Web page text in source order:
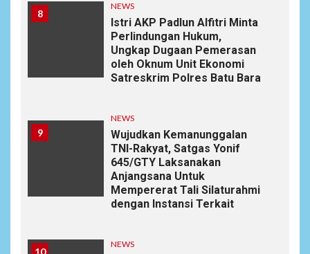
8
NEWS
Istri AKP Padlun Alfitri Minta
Perlindungan Hukum,
Ungkap Dugaan Pemerasan
oleh Oknum Unit Ekonomi
Satreskrim Polres Batu Bara
9
NEWS
Wujudkan Kemanunggalan
TNI-Rakyat, Satgas Yonif
645/GTY Laksanakan
Anjangsana Untuk
Mempererat Tali Silaturahmi
dengan Instansi Terkait
NEWS